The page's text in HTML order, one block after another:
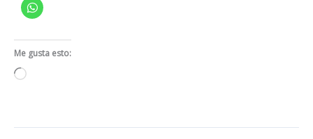
Me gusta esto:
Cargando...